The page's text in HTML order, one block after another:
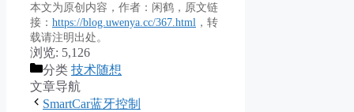
本文为原创内容，作者：闲鹤，原文链
接： https://blog.uwenya.cc/367.html ，转
载请注明出处。
浏览: 5,126
分类 技术随想
文章导航
SmartCar蓝牙控制